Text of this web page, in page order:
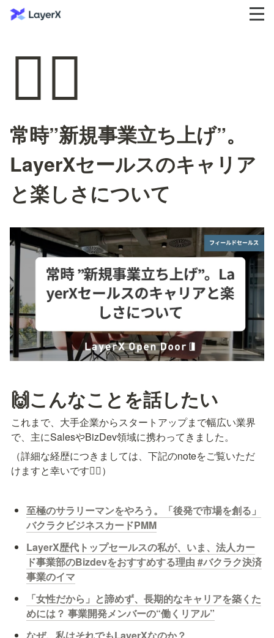
❤️‍🔥
常時”新規事業立ち上げ”。
LayerXセールスのキャリア
と楽しさについて
🙌こんなことを話したい
これまで、大手企業からスタートアップまで幅広い業界
で、主にSalesやBizDev領域に携わってきました。
（詳細な経歴につきましては、下記のnoteをご覧いただ
けますと幸いです🙇‍♀️）
至極のサラリーマンをやろう。「後発で市場を創る」
バクラクビジネスカードPMM
LayerX歴代トップセールスの私が、いま、法人カー
ド事業部のBizdevをおすすめする理由 #バクラク決済
事業のイマ
「女性だから」と諦めず、長期的なキャリアを築くた
めには？ 事業開発メンバーの“働くリアル”
なぜ、私はそれでもLayerXなのか？